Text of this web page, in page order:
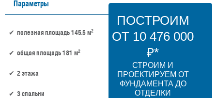
Параметры
полезная площадь 145.5 м2
общая площадь 181 м2
2 этажа
3 спальни
ПОСТРОИМ
ОТ 10 476 000
₽*
СТРОИМ И
ПРОЕКТИРУЕМ ОТ
ФУНДАМЕНТА ДО
ОТДЕЛКИ